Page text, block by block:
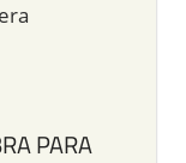
PARA